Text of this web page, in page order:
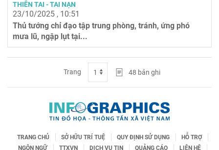
THIÊN TAI - TAI NẠN
23/10/2025 , 10:51
Thủ tướng chỉ đạo tập trung phòng, tránh, ứng phó
mưa lũ, ngập lụt tại...
Trang 48 bản ghi
TRANG CHỦ SỞ HỮU TRÍ TUỆ QUY ĐỊNH SỬ DỤNG
HỖ TRỢ
NGÔN NGỮ
TTXVN DỊCH VỤ TIN QUẢNG CÁO LIÊN HỆ